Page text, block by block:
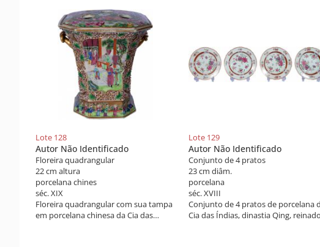
Lote 128
Autor Não Identificado
Floreira quadrangular
22 cm altura
porcelana chines
séc. XIX
Floreira quadrangular com sua tampa
em porcelana chinesa da Cia das
Lote 129
Autor Não Identificado
Conjunto de 4 pratos
23 cm diâm.
porcelana
séc. XVIII
Conjunto de 4 pratos de porcelana
Cia das Índias, dinastia Qing, reinado